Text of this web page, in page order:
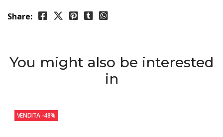
Share:
You might also be interested
in
VENDITA -48%